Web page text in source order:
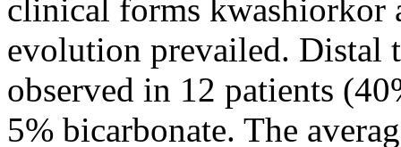
clinical forms kwashiorkor
evolution prevailed. Distal
observed in 12 patients
5% bicarbonate. The